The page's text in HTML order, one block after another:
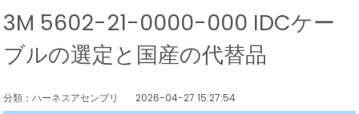
3M 5602-21-0000-000 IDCケー
ブルの選定と国産の代替品
分類：ハーネスアセンブリ 2026-04-27 15:27:54